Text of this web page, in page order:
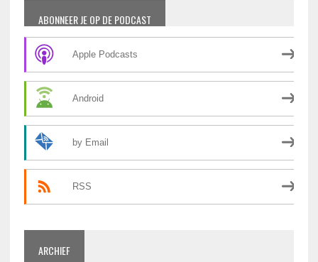
ABONNEER JE OP DE PODCAST
Apple Podcasts
Android
by Email
RSS
ARCHIEF